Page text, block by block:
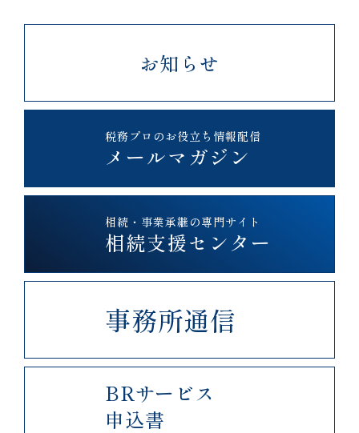
お知らせ
税務プロのお役立ち情報配信
メールマガジン
相続・事業承継の専門サイト
相続支援センター
事務所通信
BRサービス
申込書